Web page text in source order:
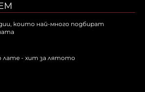
които най-много подбират
лате - хит за лятото